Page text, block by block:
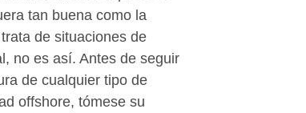
tan buena como la
de situaciones de
no es así. Antes de seguir
de cualquier tipo de
offshore, tómese su